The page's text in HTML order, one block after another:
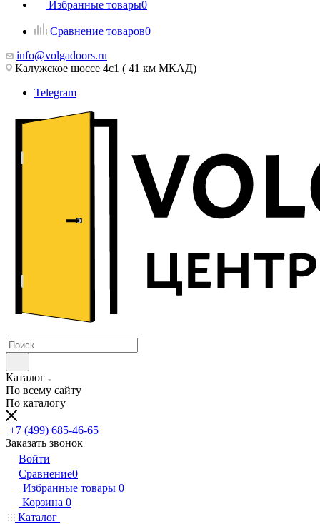
Избранные товары0
Сравнение товаров0
info@volgadoors.ru
Калужское шоссе 4с1 ( 41 км МКАД)
Telegram
Каталог
По всему сайту
По каталогу
+7 (499) 685-46-65
Заказать звонок
Войти
Сравнение0
Избранные товары 0
Корзина 0
Каталог